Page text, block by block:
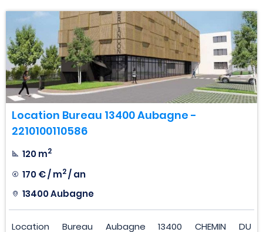
Location Bureau 13400 Aubagne -
2210100110586
120 m2
170 € / m2/ an
13400 Aubagne
Location Bureau Aubagne 13400 CHEMIN DU